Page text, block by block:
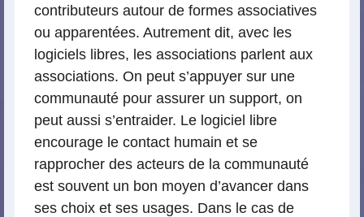
contributeurs autour de formes associatives
ou apparentées. Autrement dit, avec les
logiciels libres, les associations parlent aux
associations. On peut s’appuyer sur une
communauté pour assurer un support, on
peut aussi s’entraider. Le logiciel libre
encourage le contact humain et se
rapprocher des acteurs de la communauté
est souvent un bon moyen d’avancer dans
ses choix et ses usages. Dans le cas de